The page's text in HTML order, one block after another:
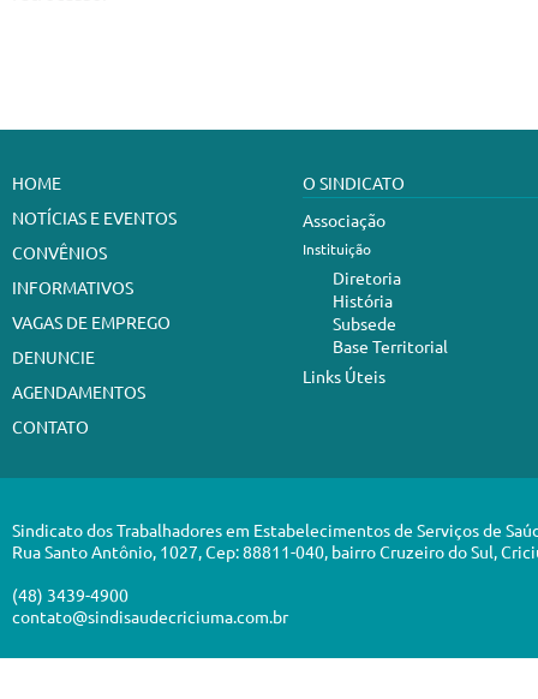
HOME
NOTÍCIAS E EVENTOS
CONVÊNIOS
INFORMATIVOS
VAGAS DE EMPREGO
DENUNCIE
AGENDAMENTOS
CONTATO
O SINDICATO
Associação
Instituição
Diretoria
História
Subsede
Base Territorial
Links Úteis
Sindicato dos Trabalhadores em Estabelecimentos de Serviços de
Rua Santo Antônio, 1027, Cep: 88811-040, bairro Cruzeiro do Sul,
(48) 3439-4900
contato@sindisaudecriciuma.com.br